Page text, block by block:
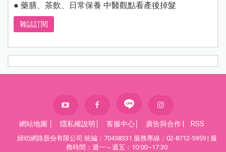
● 藥膳、茶飲、日常保養 中醫觀點看產後掉髮
雜誌訂閱
網站地圖 隱私權說明 客服中心 廣告與合作 RSS
婦幼網路股份有限公司 統編：70458331 服務專線：02-8712-5959 | 服
務時間：週一～週五：10:00~17:30